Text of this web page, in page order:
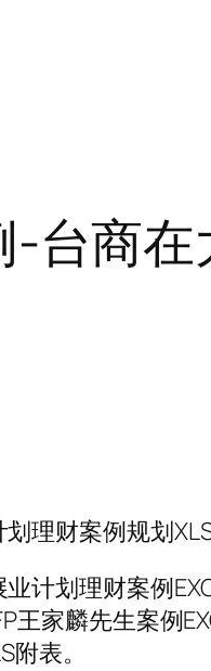
-台商
理财案例规划
计划理财案例
王家麟先生案例
表。